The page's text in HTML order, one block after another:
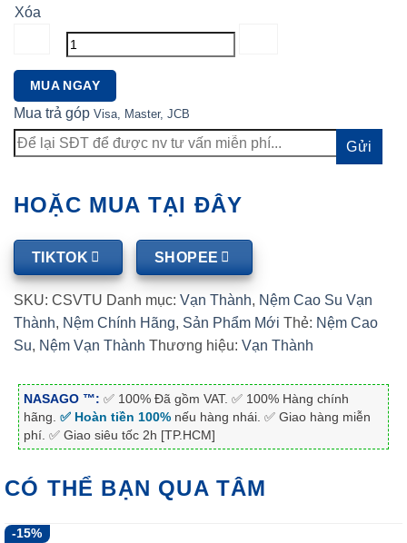
Xóa
Nệm
Cao
Su
Vạn
Thành
lượng
MUA NGAY
Mua trả góp Visa, Master, JCB
HOẶC MUA TẠI ĐÂY
TIKTOK SHOPEE
SKU: CSVTU Danh mục: Vạn Thành, Nệm Cao Su Vạn
Thành, Nệm Chính Hãng, Sản Phẩm Mới Thẻ: Nệm Cao
Su, Nệm Vạn Thành Thương hiệu: Vạn Thành
NASAGO ™: ✅ 100% Đã gồm VAT. ✅ 100% Hàng chính
hãng. ✅ Hoàn tiền 100% nếu hàng nhái. ✅ Giao hàng miễn
phí. ✅ Giao siêu tốc 2h [TP.HCM]
CÓ THỂ BẠN QUA TÂM
-15%